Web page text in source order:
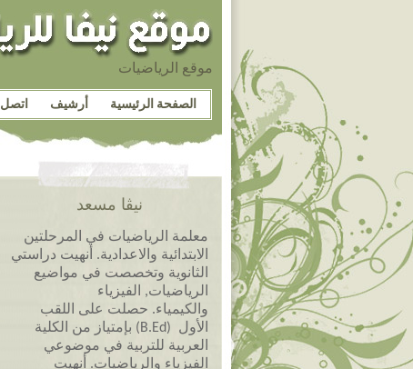
موقع الرياضيات
الصفحة الرئيسية أرشيف اتصل
نيڤا مسعد
معلمة الرياضيات في المرحلتين
الابتدائية والاعدادية. أنهيت دراستي
الثانوية وتخصصت في مواضيع
الرياضيات, الفيزياء
والكيمياء. حصلت على اللقب
الأول (B.Ed) بإمتياز من الكلية
العربية للتربية في موضوعي
الفيزياء والرياضيات. أنهيت